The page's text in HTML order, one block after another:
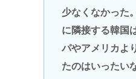
少なくなかった
に隣接する韓国
パやアメリカよ
たのはいったい